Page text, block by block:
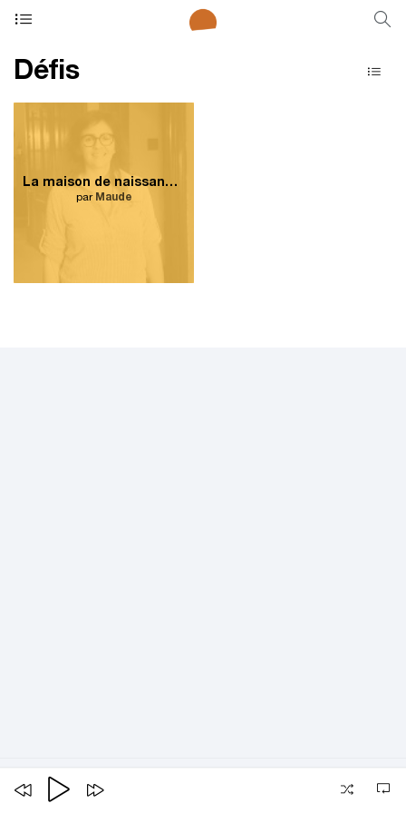
Défis
La maison de naissance Côte-des-Neiges est un service méconnu.
par Maude